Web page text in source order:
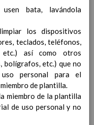
bÃ¡sicas
y relaciÃ³n de los
del 2Âº ciclo de
15 noviembre 2019
15 noviembre 2019
familiar-centro
la diversidad
15 noviembre
de ReligiÃ³n
bata, lavándola
los dispositivos
teclados, teléfonos,
etc.) así como otros
bolígrafos, etc.) que no
personal para el
de plantilla.
miembro de la plantilla
de uso personal y no